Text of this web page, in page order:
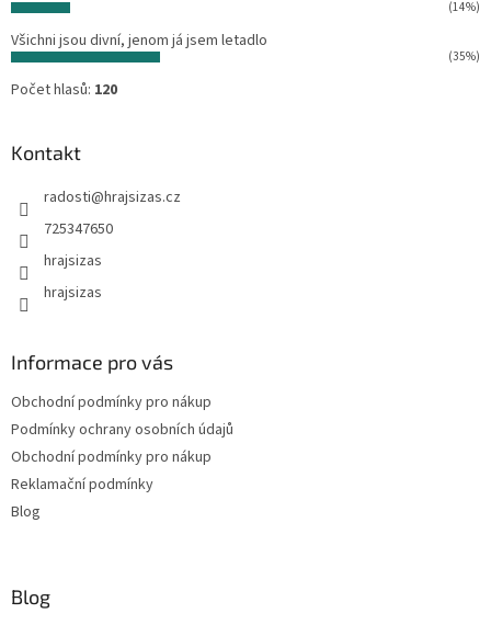
(14%)
Všichni jsou divní, jenom já jsem letadlo
(35%)
Počet hlasů: 120
Kontakt
radosti@hrajsizas.cz
725347650
hrajsizas
hrajsizas
Informace pro vás
Obchodní podmínky pro nákup
Podmínky ochrany osobních údajů
Obchodní podmínky pro nákup
Reklamační podmínky
Blog
Blog